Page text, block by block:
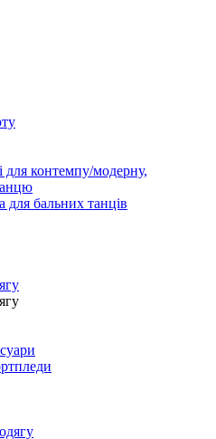
для контемпу/модерну,
для бальних танців